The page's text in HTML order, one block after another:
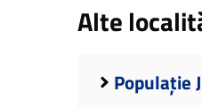
Alte
Populație